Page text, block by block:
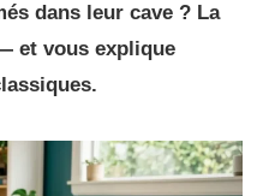
dans leur cave ? La
et vous explique